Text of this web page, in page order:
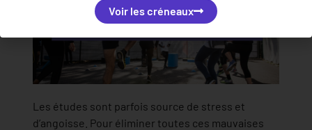
Les études sont parfois source de stress et
d’angoisse. Pour éliminer toutes ces mauvaises
Voir les créneaux